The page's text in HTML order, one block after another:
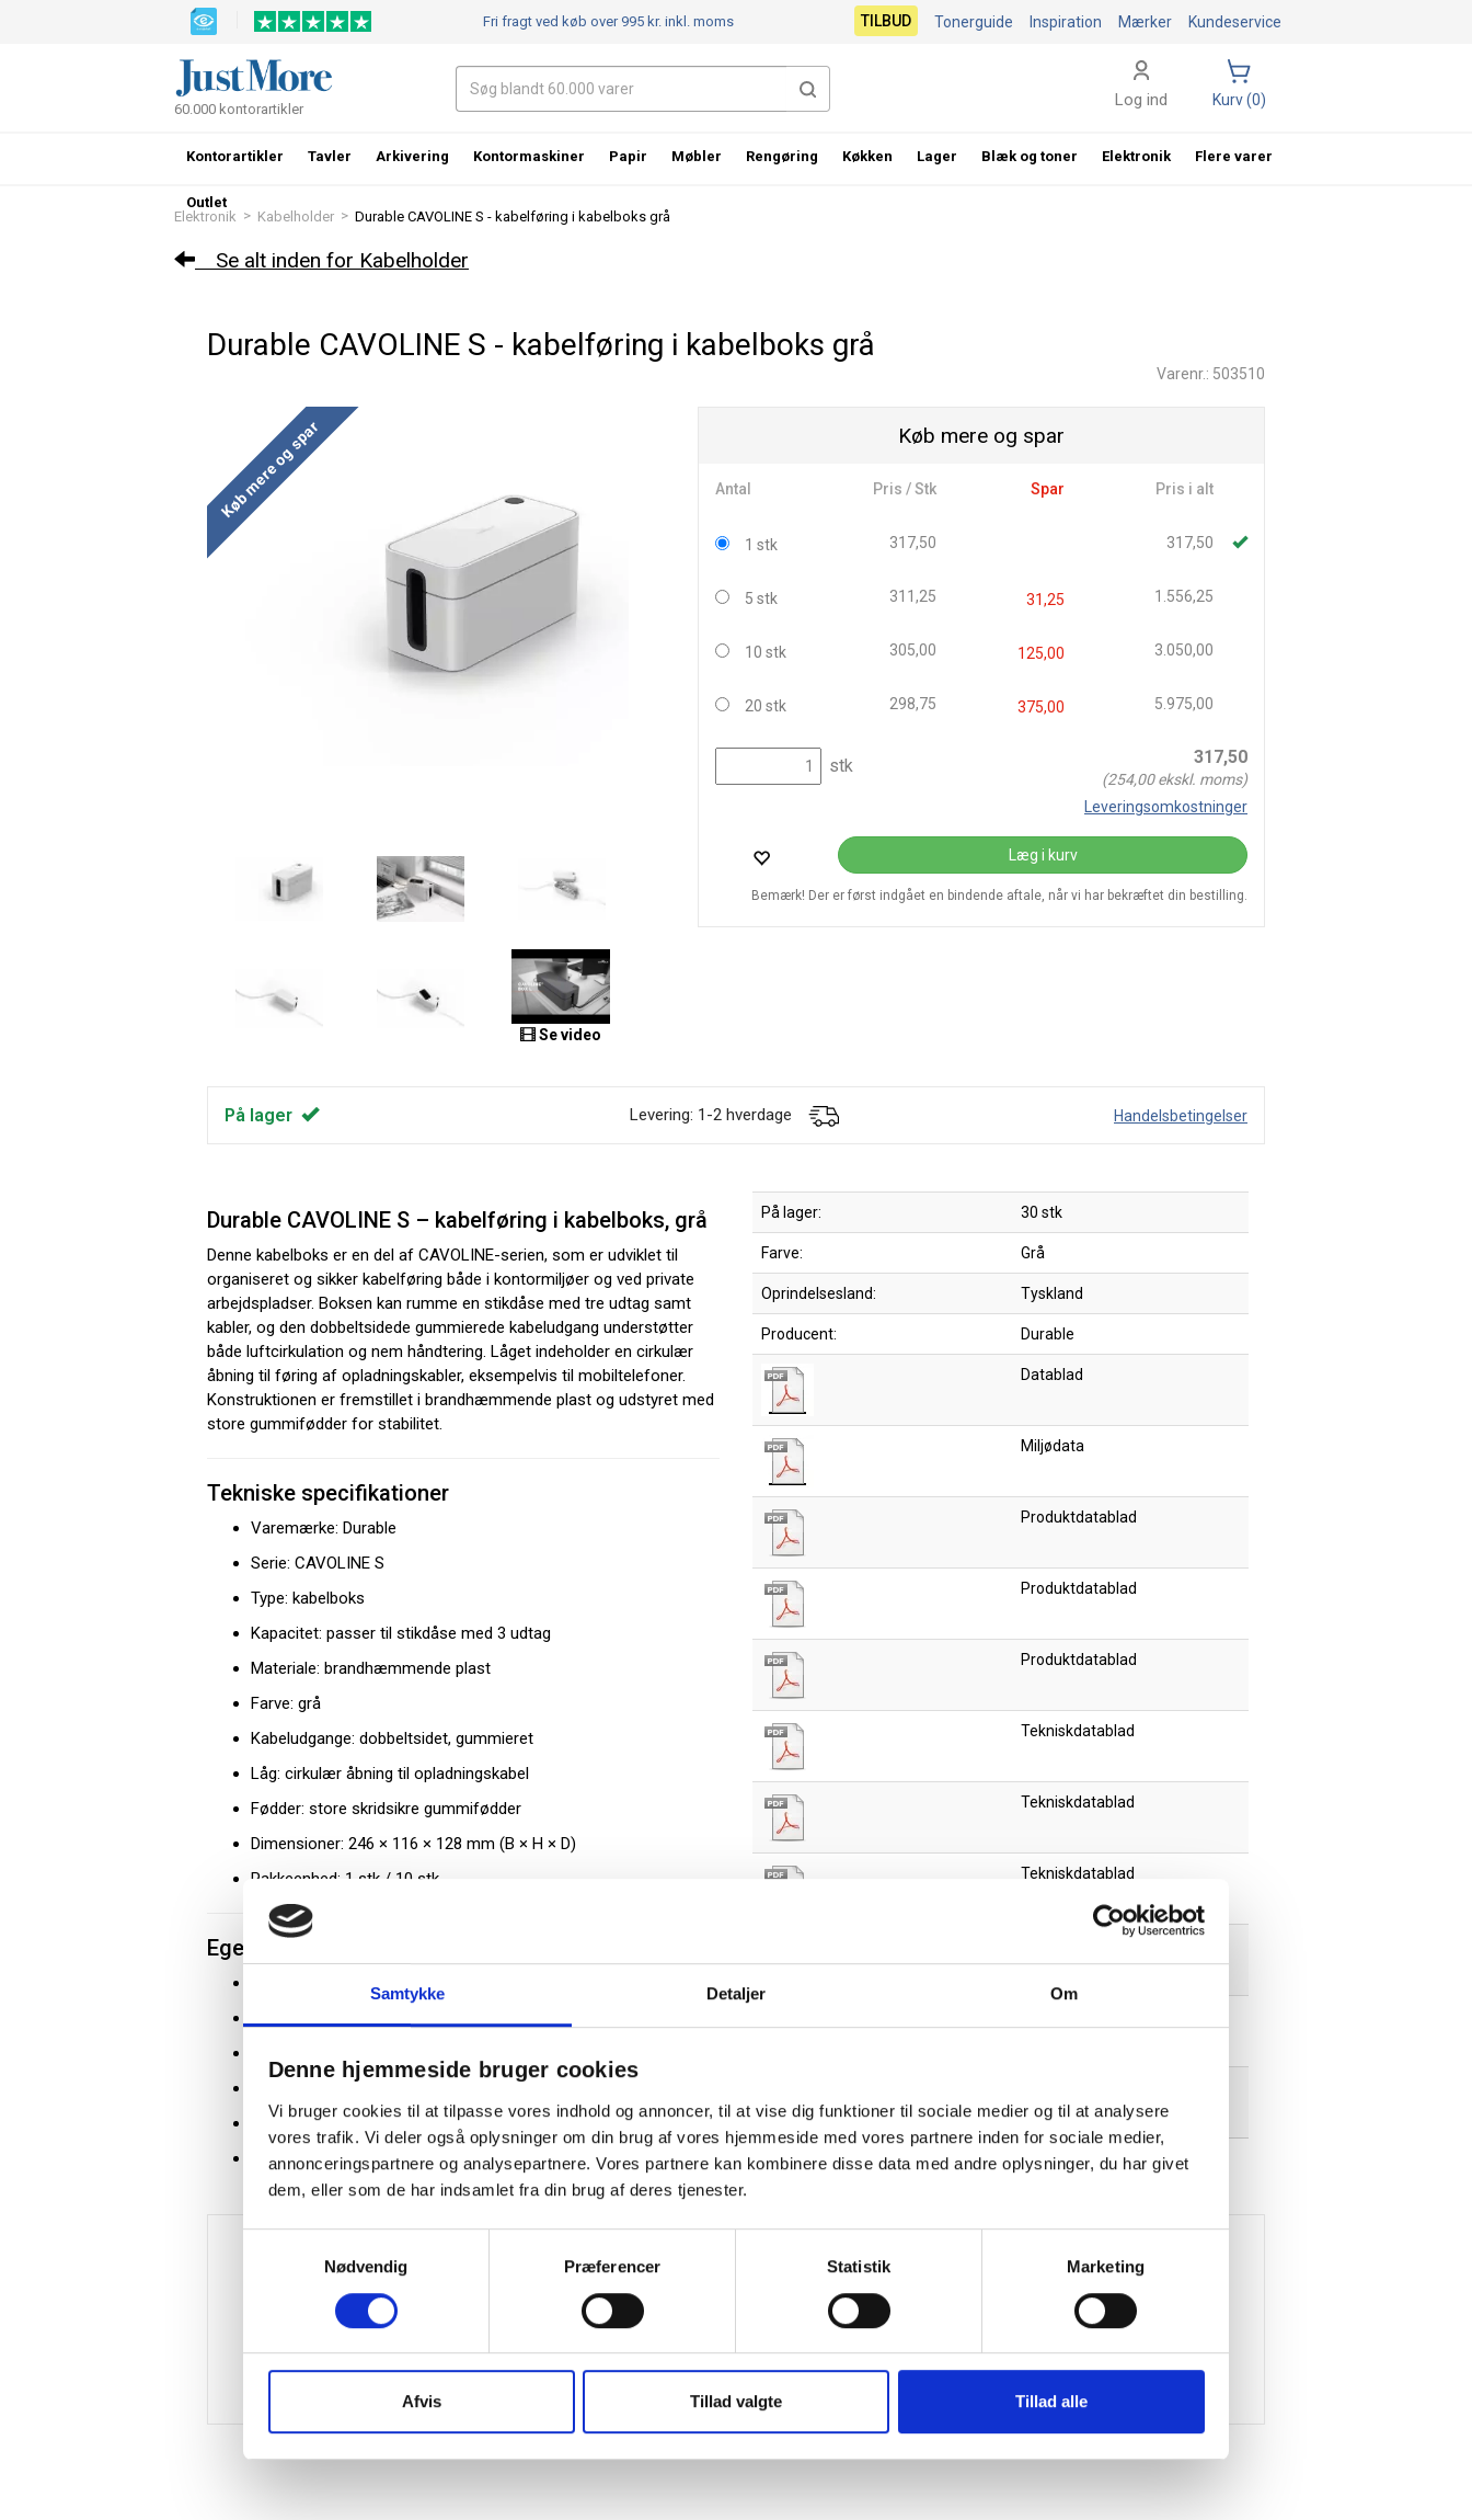
Samtykke Detaljer Om
Denne hjemmeside bruger cookies
Vi bruger cookies til at tilpasse vores indhold og annoncer, til at vise dig funktioner til sociale medier og til at analysere
vores trafik. Vi deler også oplysninger om din brug af vores hjemmeside med vores partnere inden for sociale medier,
annonceringspartnere og analysepartnere. Vores partnere kan kombinere disse data med andre oplysninger, du har givet
dem, eller som de har indsamlet fra din brug af deres tjenester.
Nødvendig
Præferencer Statistik Marketing
Afvis Tillad valgte Tillad alle
Elektronik > Kabelholder > Durable CAVOLINE S - kabelføring i kabelboks grå
Se alt inden for Kabelholder
Durable CAVOLINE S - kabelføring i kabelboks grå
Varenr.: 503510
Køb mere og spar
Se video
Køb mere og spar
Antal Pris / Stk Spar Pris i alt
1 stk 317,50 317,50
5 stk 311,25 31,25 1.556,25
10 stk 305,00 125,00 3.050,00
20 stk 298,75 375,00 5.975,00
stk 317,50
(254,00ekskl. moms)
Leveringsomkostninger
Læg i kurv
Bemærk! Der er først indgået en bindende aftale, når vi har bekræftet din bestilling.
På lager Levering: 1-2 hverdage Handelsbetingelser
Durable CAVOLINE S – kabelføring i kabelboks, grå
Denne kabelboks er en del af CAVOLINE-serien, som er udviklet til
organiseret og sikker kabelføring både i kontormiljøer og ved private
arbejdspladser. Boksen kan rumme en stikdåse med tre udtag samt
kabler, og den dobbeltsidede gummierede kabeludgang understøtter
både luftcirkulation og nem håndtering. Låget indeholder en cirkulær
åbning til føring af opladningskabler, eksempelvis til mobiltelefoner.
Konstruktionen er fremstillet i brandhæmmende plast og udstyret med
store gummifødder for stabilitet.
Tekniske specifikationer
Varemærke: Durable
Serie: CAVOLINE S
Type: kabelboks
Kapacitet: passer til stikdåse med 3 udtag
Materiale: brandhæmmende plast
Farve: grå
Kabeludgange: dobbeltsidet, gummieret
Låg: cirkulær åbning til opladningskabel
Fødder: store skridsikre gummifødder
Dimensioner: 246 × 116 × 128 mm (B × H × D)
Pakkeenhed: 1 stk / 10 stk
Egenskaber og fordele
Skjuler og organiserer kabler og stikdåse
Brandhæmmende materiale
Praktisk åbning til opladningskabler
Egnet til kontorer og hjemmemiljøer
På lager: 30 stk
Farve: Grå
Oprindelsesland: Tyskland
Producent: Durable
Datablad
Miljødata
Produktdatablad
Produktdatablad
Produktdatablad
Tekniskdatablad
Tekniskdatablad
Tekniskdatablad
Fri fragt ved køb over 995 kr.inkl. moms Kundeservice
Mærker
Inspiration
Tonerguide
TILBUD
60.000 kontorartikler Log ind Kurv (0)
Kontorartikler Tavler Arkivering Kontormaskiner Papir Møbler Rengøring Køkken Lager Blæk og toner Elektronik Flere varer
Outlet